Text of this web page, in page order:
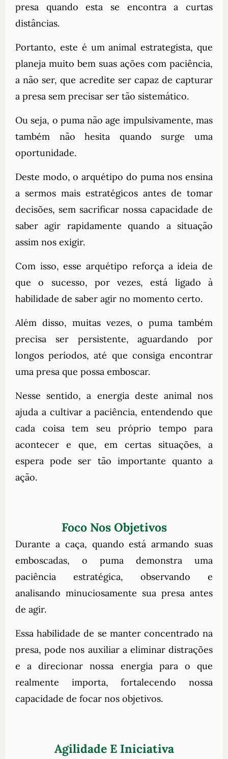
presa quando esta se encontra a curtas
distâncias.
Portanto, este é um animal estrategista, que
planeja muito bem suas ações com paciência,
a não ser, que acredite ser capaz de capturar
a presa sem precisar ser tão sistemático.
Ou seja, o puma não age impulsivamente, mas
também não hesita quando surge uma
oportunidade.
Deste modo, o arquétipo do puma nos ensina
a sermos mais estratégicos antes de tomar
decisões, sem sacrificar nossa capacidade de
saber agir rapidamente quando a situação
assim nos exigir.
Com isso, esse arquétipo reforça a ideia de
que o sucesso, por vezes, está ligado à
habilidade de saber agir no momento certo.
Além disso, muitas vezes, o puma também
precisa ser persistente, aguardando por
longos períodos, até que consiga encontrar
uma presa que possa emboscar.
Nesse sentido, a energia deste animal nos
ajuda a cultivar a paciência, entendendo que
cada coisa tem seu próprio tempo para
acontecer e que, em certas situações, a
espera pode ser tão importante quanto a
ação.
Foco Nos Objetivos
Durante a caça, quando está armando suas
emboscadas, o puma demonstra uma
paciência estratégica, observando e
analisando minuciosamente sua presa antes
de agir.
Essa habilidade de se manter concentrado na
presa, pode nos auxiliar a eliminar distrações
e a direcionar nossa energia para o que
realmente importa, fortalecendo nossa
capacidade de focar nos objetivos.
Agilidade E Iniciativa